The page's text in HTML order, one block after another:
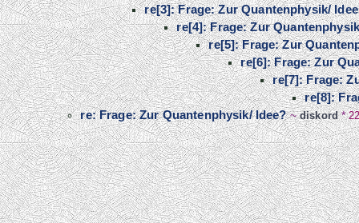
re[3]: Frage: Zur Quantenphysik/
re[4]: Frage: Zur
re[5]: Frage: Zur
re[6]: Frage: Zur
re[7]: Frage:
re[8]:
re: Frage: Zur Quantenphysik/ Idee?~diskord*